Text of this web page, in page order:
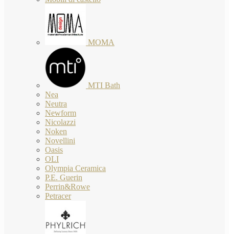
MOMA
MTI Bath
Nea
Neutra
Newform
Nicolazzi
Noken
Novellini
Oasis
OLI
Olympia Ceramica
P.E. Guerin
Perrin&Rowe
Petracer